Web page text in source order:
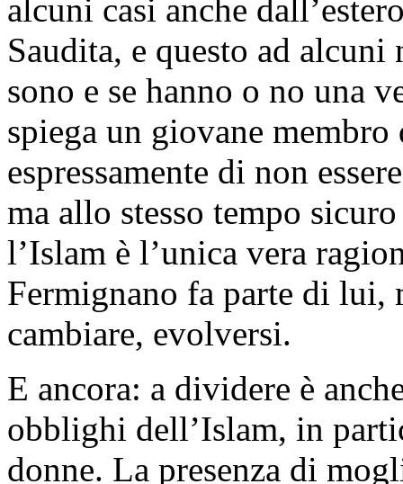
alcuni casi anche
Saudita, e questo ad
sono e se hanno o no una
spiega un giovane
espressamente di non
ma allo stesso tempo
l’Islam è l’unica vera
Fermignano fa parte di lui,
cambiare, evolversi.
E ancora: a dividere è
obblighi dell’Islam, in
donne. La presenza di